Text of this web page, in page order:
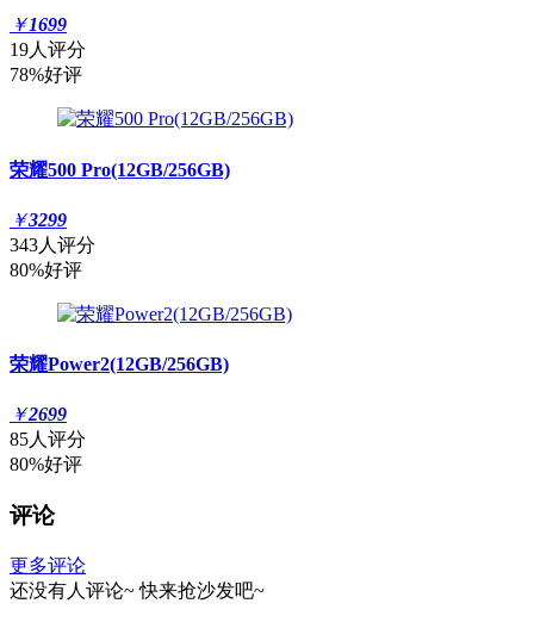
￥1699
19人评分
78%好评
荣耀500 Pro(12GB/256GB)
￥3299
343人评分
80%好评
荣耀Power2(12GB/256GB)
￥2699
85人评分
80%好评
评论
更多评论
还没有人评论~ 快来抢沙发吧~